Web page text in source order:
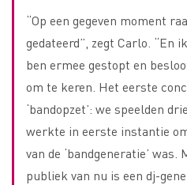
“Op een gegeven moment
gedateerd”, zegt Carlo. “En
ben ermee gestopt en
om te keren. Het eerste
‘bandopzet’: we speelden
werkte in eerste instantie
van de ‘bandgeneratie’
publiek van nu is een dj-